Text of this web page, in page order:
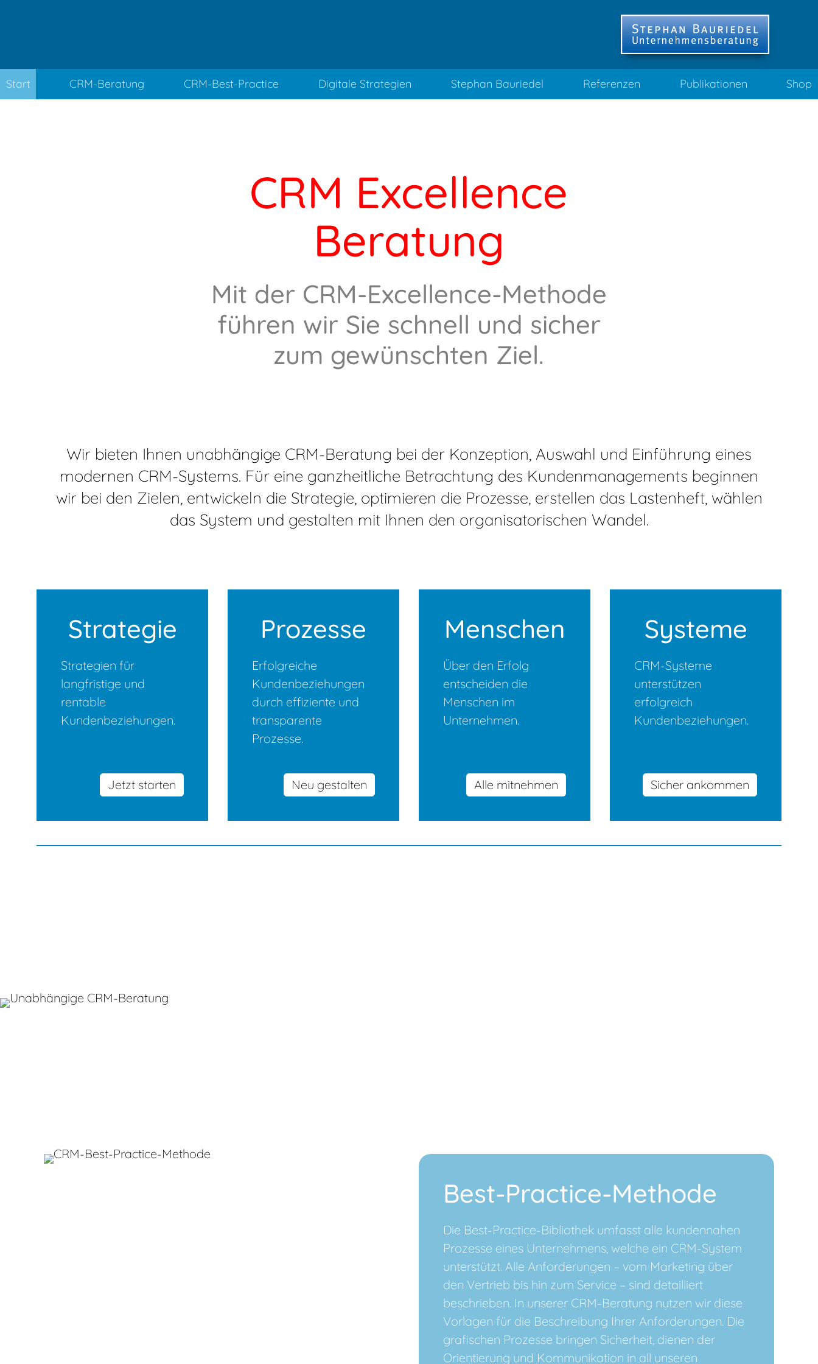
Start CRM-Beratung CRM-Best-Practice Digitale Strategien Stephan Bauriedel Referenzen Publikationen Shop
CRM Excellence
Beratung
Mit der CRM-Excellence-Methode
führen wir Sie schnell und sicher
zum gewünschten Ziel.
Wir bieten Ihnen unabhängige CRM-Beratung bei der Konzeption, Auswahl und Einführung eines
modernen CRM-Systems. Für eine ganzheitliche Betrachtung des Kundenmanagements beginnen
wir bei den Zielen, entwickeln die Strategie, optimieren die Prozesse, erstellen das Lastenheft, wählen
das System und gestalten mit Ihnen den organisatorischen Wandel.
Strategie
Strategien für
langfristige und
rentable
Kundenbeziehungen.
Jetzt starten
Prozesse
Erfolgreiche
Kundenbeziehungen
durch effiziente und
transparente
Prozesse.
Neu gestalten
Menschen
Über den Erfolg
entscheiden die
Menschen im
Unternehmen.
Alle mitnehmen
Systeme
CRM-Systeme
unterstützen
erfolgreich
Kundenbeziehungen.
Sicher ankommen
Best-Practice-Methode
Die Best-Practice-Bibliothek umfasst alle kundennahen
Prozesse eines Unternehmens, welche ein CRM-System
unterstützt. Alle Anforderungen – vom Marketing über
den Vertrieb bis hin zum Service – sind detailliert
beschrieben. In unserer CRM-Beratung nutzen wir diese
Vorlagen für die Beschreibung Ihrer Anforderungen. Die
grafischen Prozesse bringen Sicherheit, dienen der
Orientierung und Kommunikation in all unseren